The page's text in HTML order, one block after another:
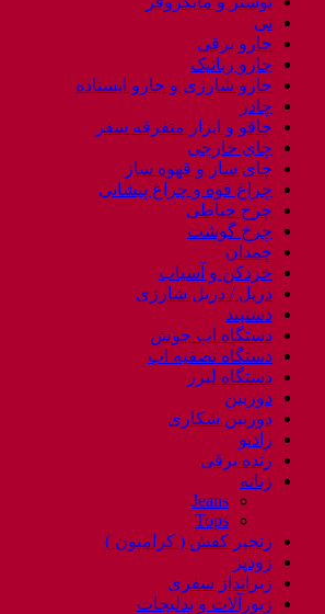
تی
جارو برقی
جارو رباتیک
جارو شارژی و جارو ایستاده
چادر
چاقو و ابزار متفرقه سفر
چای خارجی
چای ساز و قهوه ساز
چراغ قوه و چراغ پیشانی
چرخ خیاطی
چرخ گوشت
چمدان
خردکن و آسیاب
دریل / دریل شارژی
دستبند
دستگاه اب جوش
دستگاه تصفیه اب
دستگاه لیزر
دوربین
دوربین شکاری
رادیو
رنده برقی
زنانه
Jeans
Tops
زنجیر کفش ( کرامپون )
زودپز
زیرانداز سفری
زیورآلات و بدلیجات